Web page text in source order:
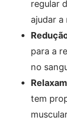
regular
ajudar
para a
no
tem